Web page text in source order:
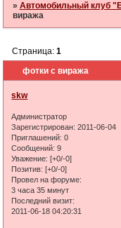
» Автомобильный клуб
виража
фотки с виража
Страница: 1
skw
Администратор
Зарегистрирован: 2011-06-04
Приглашений: 0
Сообщений: 9
Уважение: [+0/-0]
Позитив: [+0/-0]
Провел на форуме:
3 часа 35 минут
Последний визит:
2011-06-18 04:20:31